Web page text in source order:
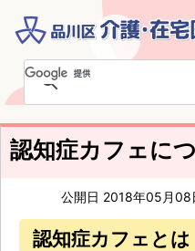
へ
移
動認知症カフェに
公開日 2018年05月08
認知症カフェとは